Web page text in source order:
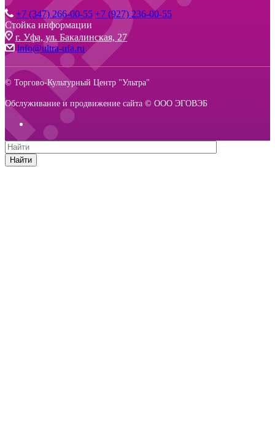
+7 (347) 266-00-55 +7 (927) 236-00-55
Стойка информации
г. Уфа, ул. Бакалинская, 27
info@ultra-ufa.ru
© Торгово-Культурный Центр "Ультра"
Обслуживание и продвижение сайта © ООО ЭГОВЭБ
Найти